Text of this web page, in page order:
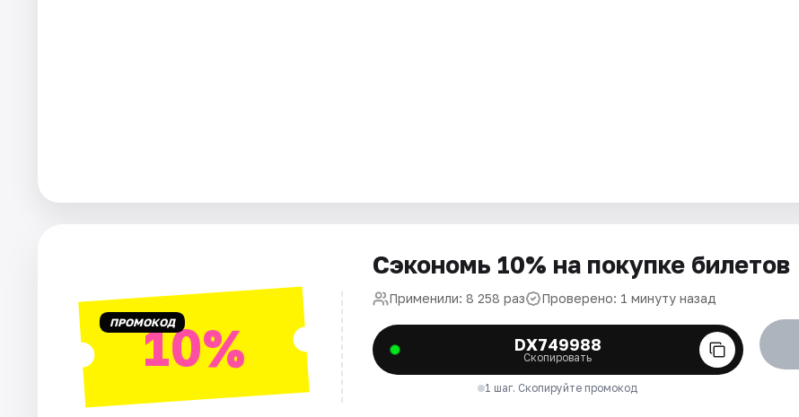
ПРОМОКОД10%
Сэкономь 10% на покупке билетов
Применили: 8 258 раз Проверено: 1 минуту назад
DX749988
Скопировать
1 шаг. Скопируйте промокод